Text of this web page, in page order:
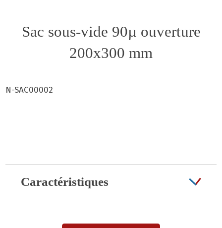
Sac sous-vide 90µ ouverture
200x300 mm
N-SAC00002
Caractéristiques